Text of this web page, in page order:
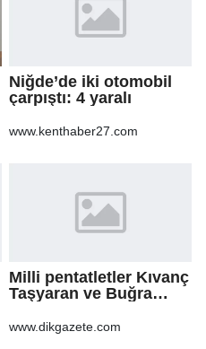
Niğde’de iki otomobil
çarpıştı: 4 yaralı
www.kenthaber27.com
Milli pentatletler Kıvanç
Taşyaran ve Buğra
Şampiyonası'nda finale
www.dikgazete.com